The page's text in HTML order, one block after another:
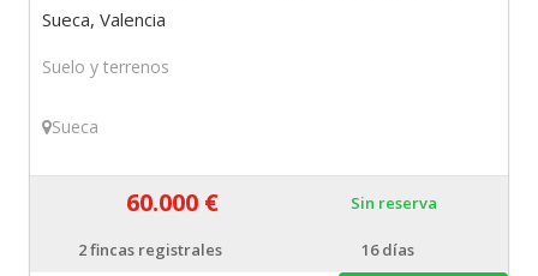
Sueca, Valencia
Suelo y terrenos
Sueca
60.000 € Sin reserva
2fincas registrales 16 días